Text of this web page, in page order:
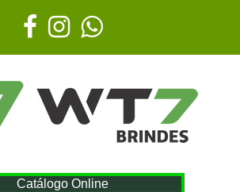
Catálogo Online